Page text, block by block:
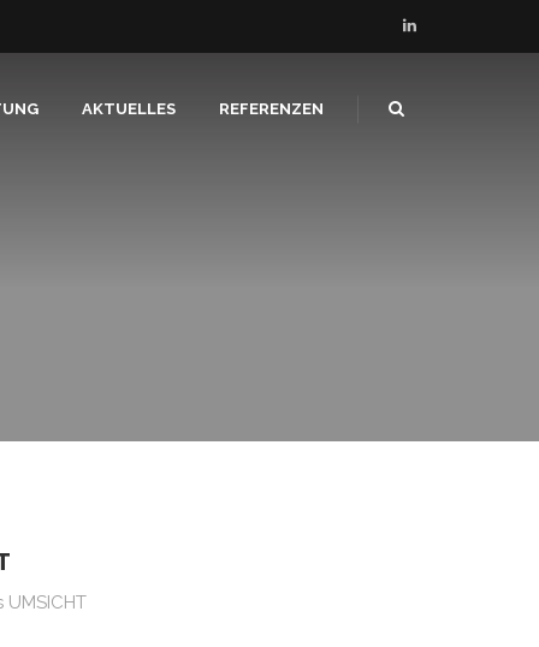
AKTUELLES REFERENZEN